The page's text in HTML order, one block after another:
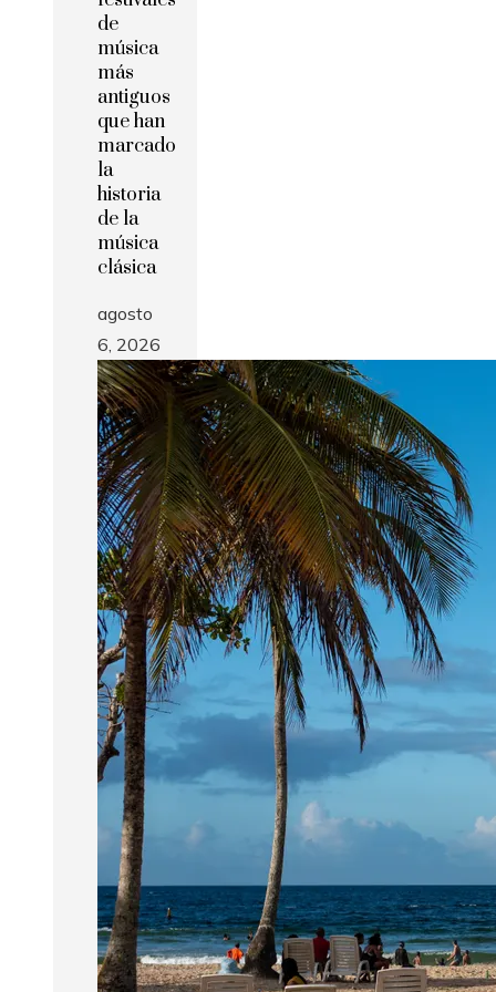
de
música
más
antiguos
que han
marcado
la
historia
de la
música
clásica
agosto
6, 2026